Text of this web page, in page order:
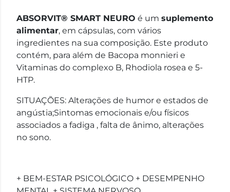
ABSORVIT® SMART NEURO é um suplemento
alimentar, em cápsulas, com vários
ingredientes na sua composição. Este produto
contém, para além de Bacopa monnieri e
Vitaminas do complexo B, Rhodiola rosea e 5-
HTP.
SITUAÇÕES: Alterações de humor e estados de
angústia;Sintomas emocionais e/ou físicos
associados a fadiga , falta de ânimo, alterações
no sono.
+ BEM-ESTAR PSICOLÓGICO + DESEMPENHO